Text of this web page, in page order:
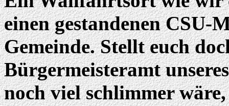
einen gestandenen CSU-
Gemeinde. Stellt euch
Bürgermeisteramt
noch viel schlimmer